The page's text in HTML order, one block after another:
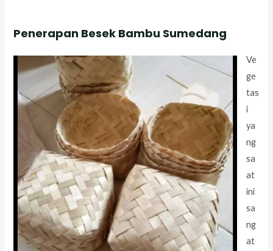
Penerapan Besek Bambu Sumedang
Ve
ge
tas
i
ya
ng
sa
at
ini
sa
ng
at